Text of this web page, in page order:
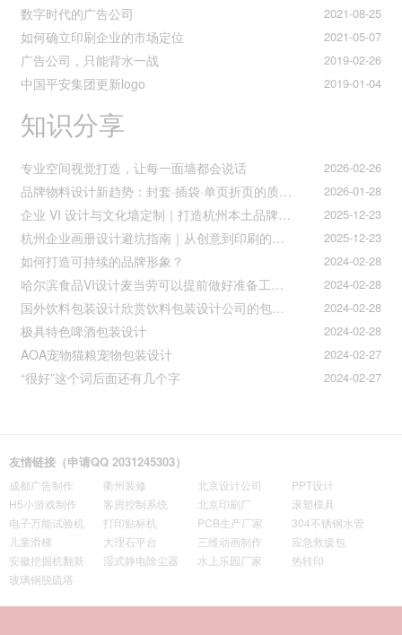
2021-08-25
数字时代的广告公司
2021-05-07
如何确立印刷企业的市场定位
2019-02-26
广告公司，只能背水一战
2019-01-04
中国平安集团更新logo
知识分享
2026-02-26
专业空间视觉打造，让每一面墙都会说话
2026-01-28
品牌物料设计新趋势：封套·插袋·单页折页的质感升级之道
2025-12-23
企业 VI 设计与文化墙定制｜打造杭州本土品牌专属视觉符号
2025-12-23
杭州企业画册设计避坑指南｜从创意到印刷的全流程把控
2024-02-28
如何打造可持续的品牌形象？
2024-02-28
哈尔滨食品VI设计麦当劳可以提前做好准备工作促进挪动购买
2024-02-28
国外饮料包装设计欣赏饮料包装设计公司的包装设计
2024-02-28
极具特色啤酒包装设计
2024-02-27
AOA宠物猫粮宠物包装设计
2024-02-27
“很好”这个词后面还有几个字
友情链接（申请QQ 2031245303）
成都广告制作 衢州装修 北京设计公司
PPT设计
H5小游戏制作
客房控制系统 北京印刷厂
滚塑模具
电子万能试验机
打印贴标机 PCB生产厂家
304不锈钢水管
儿童滑梯
大理石平台 三维动画制作
应急救援包
安徽挖掘机翻新
湿式静电除尘器 水上乐园厂家
热转印
玻璃钢脱硫塔